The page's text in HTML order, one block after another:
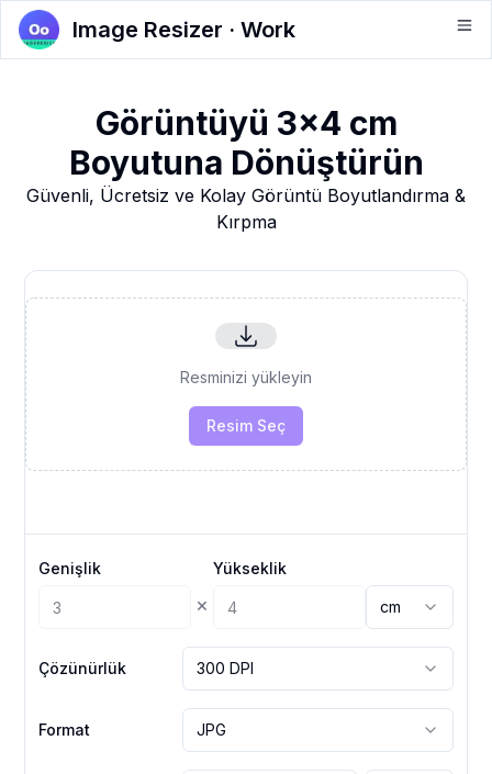
Image Resizer · Work
Görüntüyü 3x4 cm
Boyutuna Dönüştürün
Güvenli, Ücretsiz ve Kolay Görüntü Boyutlandırma &
Kırpma
Resminizi yükleyin
Resim Seç
Genişlik
×
Yükseklik
cm
Çözünürlük 300 DPI
Format JPG